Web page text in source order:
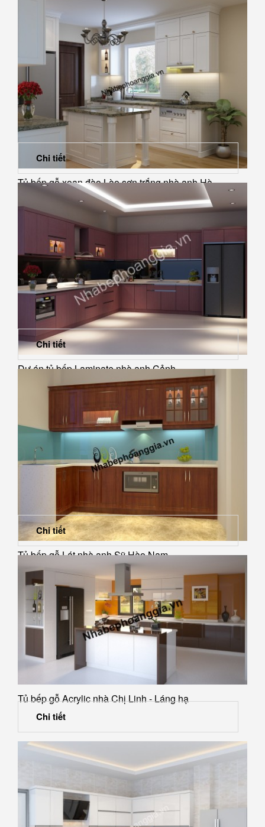
Tủ bếp gỗ xoan đào Lào sơn trắng nhà anh Hà -...
Chi tiết
Dự án tủ bếp Laminate nhà anh Cảnh
Chi tiết
Tủ bếp gỗ Lát nhà anh Sỹ Hào Nam
Chi tiết
Tủ bếp gỗ Acrylic nhà Chị Linh - Láng hạ
Chi tiết